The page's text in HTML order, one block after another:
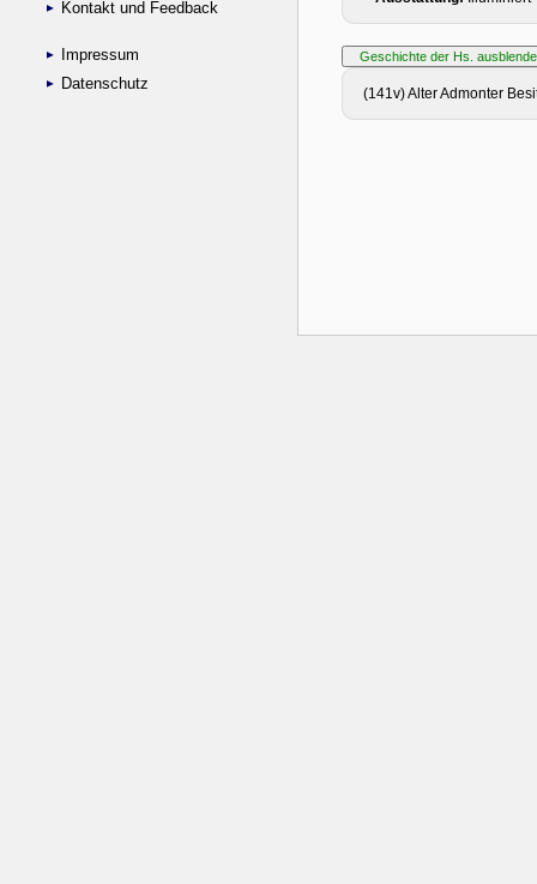
Kontakt und Feedback
Impressum
Datenschutz